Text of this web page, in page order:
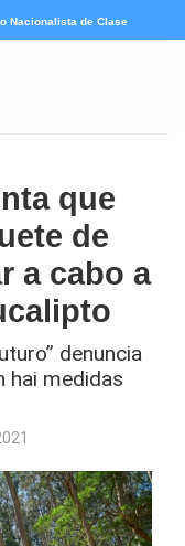
Nacionalista de Clase
que
de
a cabo a
denuncia
hai medidas